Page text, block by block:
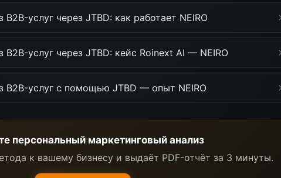
услуг через JTBD: как работает NEIRO
услуг через JTBD: кейс Roinext AI — NEIRO
B2B-услуг с помощью JTBD — опыт NEIRO
персональный маркетинговый анализ
к вашему бизнесу и выдаёт PDF-отчёт за 3 минуты.